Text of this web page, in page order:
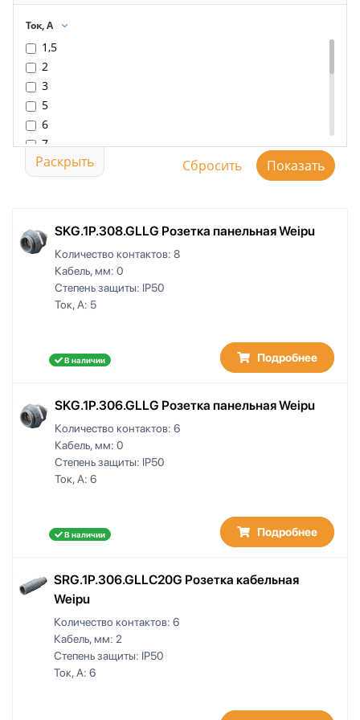
Ток, А
1,5
2
3
5
6
7
8
10
14
Раскрыть
SKG.1P.308.GLLG Розетка панельная Weipu
Количество контактов: 8
Кабель, мм: 0
Степень защиты: IP50
Ток, А: 5
В наличии Подробнее
SKG.1P.306.GLLG Розетка панельная Weipu
Количество контактов: 6
Кабель, мм: 0
Степень защиты: IP50
Ток, А: 6
В наличии Подробнее
SRG.1P.306.GLLC20G Розетка кабельная
Weipu
Количество контактов:6
Кабель, мм:2
Степень защиты: IP50
Ток, А:6